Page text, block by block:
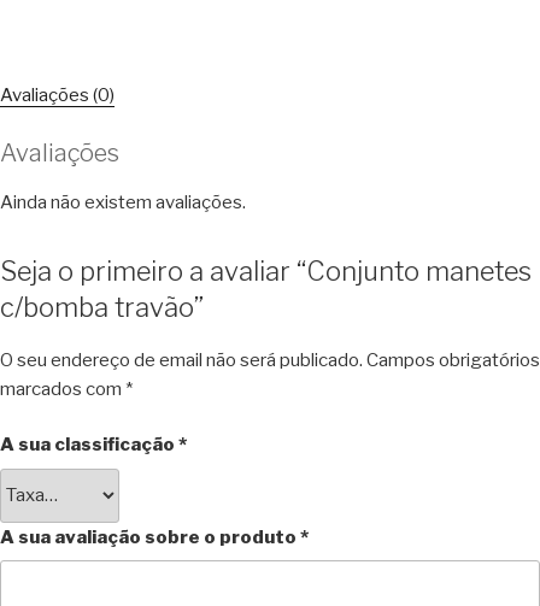
Avaliações (0)
Avaliações
Ainda não existem avaliações.
Seja o primeiro a avaliar “Conjunto manetes
c/bomba travão”
O seu endereço de email não será publicado. Campos obrigatórios
marcados com *
A sua classificação *
A sua avaliação sobre o produto *